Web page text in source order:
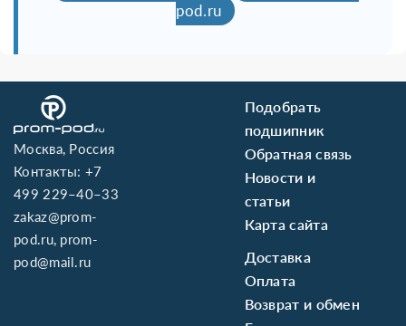
pod.ru
Москва, Россия
Контакты:+7
499 229–40–33
zakaz@prom-
pod.ru, prom-
pod@mail.ru
Подобрать
подшипник
Обратная связь
Новости и
статьи
Карта сайта
Доставка
Оплата
Возврат и обмен